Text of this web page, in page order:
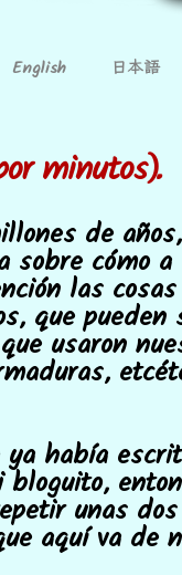
English 日本語
minutos).
de
sobre cómo
las
que pueden
usaron
ya había
unas
aquí va de